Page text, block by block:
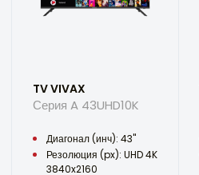
TV VIVAX
Серия A 43UHD10K
Диагонал (инч): 43"
Резолюция (px): UHD 4K
3840x2160